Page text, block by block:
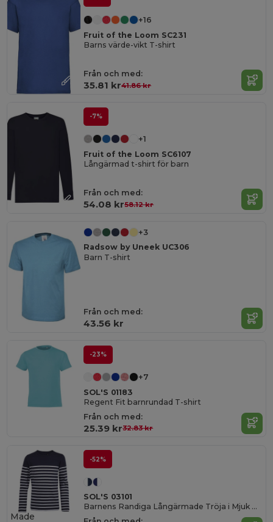
+16
Fruit of the Loom SC231
Barns värde-vikt T-shirt
Från och med:
35.81 kr41.86 kr
-7%
+1
Fruit of the Loom SC6107
Långärmad t-shirt för barn
Från och med:
54.08 kr58.12 kr
+3
Radsow by Uneek UC306
Barn T-shirt
Från och med:
43.56 kr
-23%
+7
SOL'S 01183
Regent Fit barnrundad T-shirt
Från och med:
25.39 kr32.83 kr
-52%
SOL'S 03101
Barnens Randiga Långärmade Tröja i Mjuk Bomull
Made